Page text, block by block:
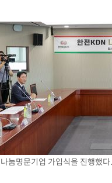
눔명문기업 가입식을 진행했